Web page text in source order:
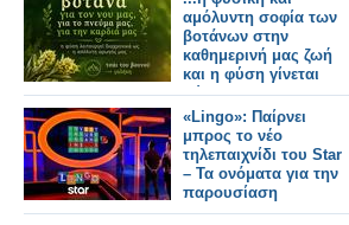
αμόλυντη σοφία των
βοτάνων στην
καθημερινή μας ζωή
και η φύση γίνεται
σύμμαχος του νου και
της ψυχής μας!
«Lingo»: Παίρνει
μπρος το νέο
τηλεπαιχνίδι του Star
– Τα ονόματα για την
παρουσίαση